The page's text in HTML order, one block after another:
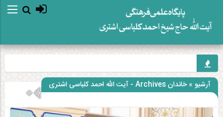
آرشیو » خاندان Archives - آیت الله احمد کلباسی اشتری